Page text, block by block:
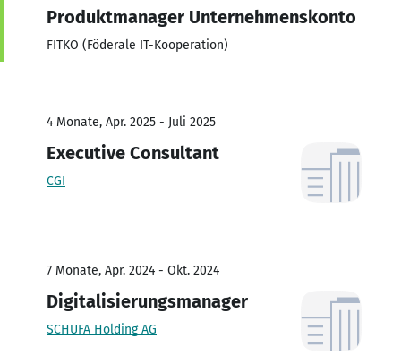
Produktmanager Unternehmenskonto
FITKO (Föderale IT-Kooperation)
4 Monate, Apr. 2025 - Juli 2025
Executive Consultant
CGI
7 Monate, Apr. 2024 - Okt. 2024
Digitalisierungsmanager
SCHUFA Holding AG